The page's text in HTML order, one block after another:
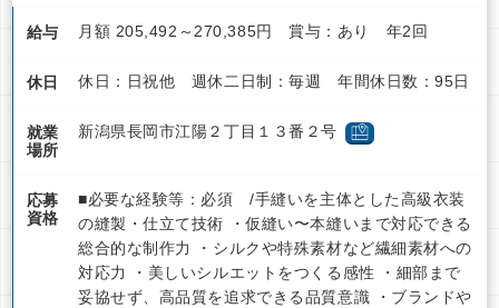
給与 月額 205,492～270,385円 賞与：あり 年2回
休日 休日：日祝他 週休二日制：毎週 年間休日数：95日
就業
場所
新潟県長岡市江陽２丁目１３番２号
応募
資格
■必要な経験等：必須 /手縫いを主体とした高級衣装
の縫製・仕立て技術 ・仮縫い〜本縫いまで対応できる
総合的な制作力 ・シルクや特殊素材など繊細素材への
対応力 ・美しいシルエットをつくる感性 ・細部まで
妥協せず、高品質を追求できる品質意識 ・ブランドや